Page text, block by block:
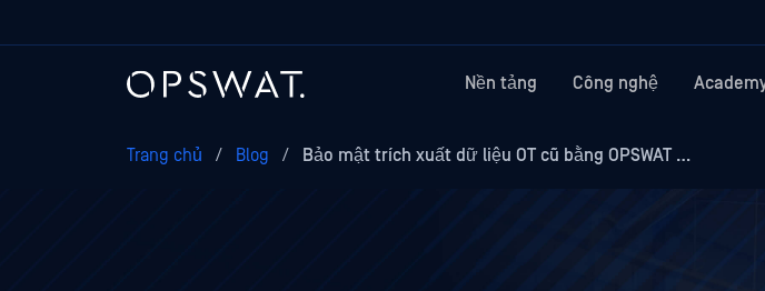
Nền tảng Công nghệ
Trang chủ / Blog / Bảo mật trích xuất dữ liệu OT cũ bằng OPSWAT …